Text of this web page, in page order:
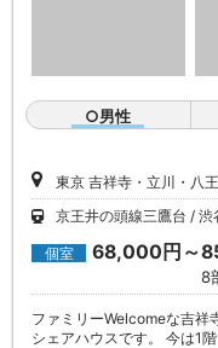
○男性
東京 吉祥寺・立川・八
京王井の頭線三鷹台
渋
個室 68,000円～
8
ファミリーWelcomeな吉祥
シェアハウスです。 今は1